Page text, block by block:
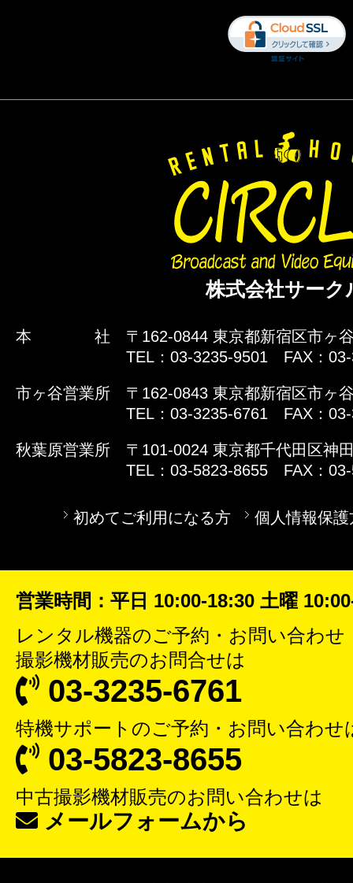
株式会社サーク
本 社
〒162-0844 東京都新宿区市ヶ
TEL：03-3235-9501 FAX：
市ヶ谷営業所
〒162-0843 東京都新宿区市ヶ
TEL：03-3235-6761 FAX：
秋葉原営業所
〒101-0024 東京都千代田区神
TEL：03-5823-8655 FAX：
初めてご利用になる方 個人情報保護
営業時間：平日 10:00-18:30 土曜
レンタル機器のご予約・お問い合わせ
撮影機材販売のお問合せは
03-3235-6761
特機サポート のご予約・お問い合わせ
03-5823-8655
中古撮影機材販売のお問い合わせは
メールフォームから